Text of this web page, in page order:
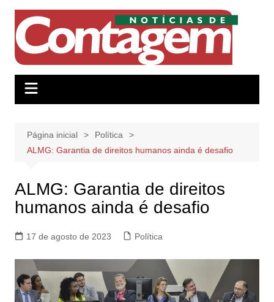
conteúdo
Página inicial
Política
ALMG: Garantia de direitos humanos ainda é desafio
ALMG: Garantia de direitos
humanos ainda é desafio
17 de agosto de 2023 Política